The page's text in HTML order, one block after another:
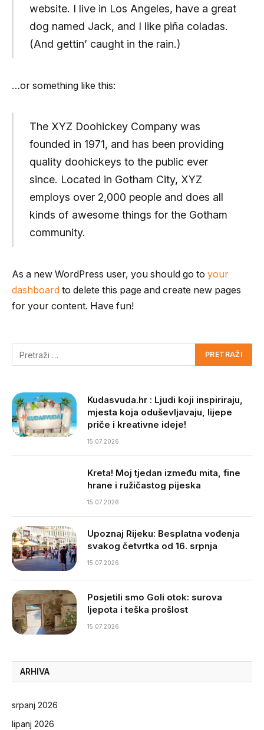
website. I live in Los Angeles, have a great
dog named Jack, and I like piña coladas.
(And gettin’ caught in the rain.)
…or something like this:
The XYZ Doohickey Company was
founded in 1971, and has been providing
quality doohickeys to the public ever
since. Located in Gotham City, XYZ
employs over 2,000 people and does all
kinds of awesome things for the Gotham
community.
As a new WordPress user, you should go to your
dashboard to delete this page and create new pages
for your content. Have fun!
Kudasvuda.hr : Ljudi koji inspiriraju,
mjesta koja oduševljavaju, lijepe
priče i kreativne ideje!
15.07.2026
Kreta! Moj tjedan između mita, fine
hrane i ružičastog pijeska
15.07.2026
Upoznaj Rijeku: Besplatna vođenja
svakog četvrtka od 16. srpnja
15.07.2026
Posjetili smo Goli otok: surova
ljepota i teška prošlost
15.07.2026
ARHIVA
srpanj 2026
lipanj 2026